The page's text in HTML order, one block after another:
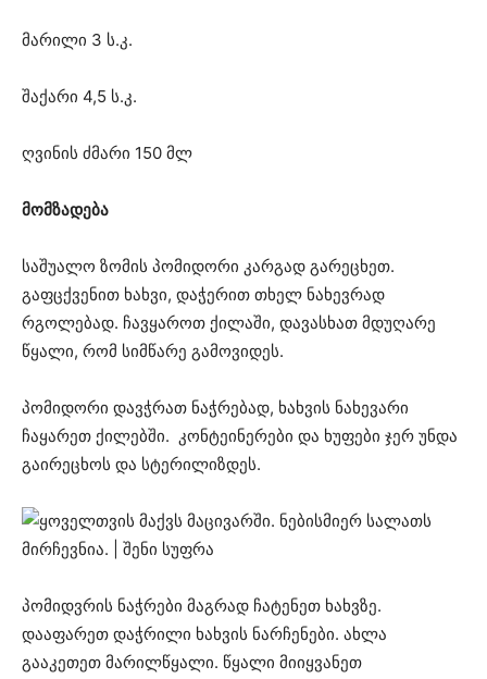
მარილი 3 ს.კ.
შაქარი 4,5 ს.კ.
ღვინის ძმარი 150 მლ
მომზადება
საშუალო ზომის პომიდორი კარგად გარეცხეთ.
გაფცქვენით ხახვი, დაჭერით თხელ ნახევრად
რგოლებად. ჩავყაროთ ქილაში, დავასხათ მდუღარე
წყალი, რომ სიმწარე გამოვიდეს.
პომიდორი დავჭრათ ნაჭრებად, ხახვის ნახევარი
ჩაყარეთ ქილებში. კონტეინერები და ხუფები ჯერ უნდა
გაირეცხოს და სტერილიზდეს.
პომიდვრის ნაჭრები მაგრად ჩატენეთ ხახვზე.
დააფარეთ დაჭრილი ხახვის ნარჩენები. ახლა
გააკეთეთ მარილწყალი. წყალი მიიყვანეთ